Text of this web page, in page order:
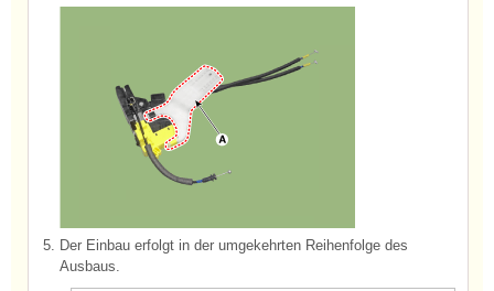
5. Der Einbau erfolgt in der umgekehrten Reihenfolge des
Ausbaus.